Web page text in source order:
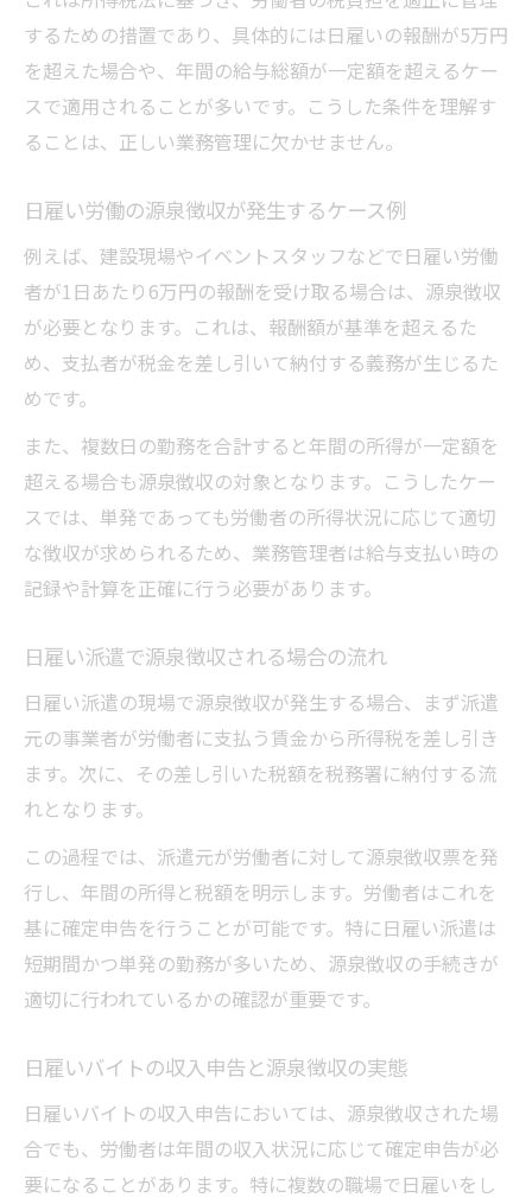
するための措置であり、具体的には日雇いの報酬が5万円
を超えた場合や、年間の給与総額が一定額を超えるケー
スで適用されることが多いです。こうした条件を理解す
ることは、正しい業務管理に欠かせません。
日雇い労働の源泉徴収が発生するケース例
例えば、建設現場やイベントスタッフなどで日雇い労働
者が1日あたり6万円の報酬を受け取る場合は、源泉徴収
が必要となります。これは、報酬額が基準を超えるた
め、支払者が税金を差し引いて納付する義務が生じるた
めです。
また、複数日の勤務を合計すると年間の所得が一定額を
超える場合も源泉徴収の対象となります。こうしたケー
スでは、単発であっても労働者の所得状況に応じて適切
な徴収が求められるため、業務管理者は給与支払い時の
記録や計算を正確に行う必要があります。
日雇い派遣で源泉徴収される場合の流れ
日雇い派遣の現場で源泉徴収が発生する場合、まず派遣
元の事業者が労働者に支払う賃金から所得税を差し引き
ます。次に、その差し引いた税額を税務署に納付する流
れとなります。
この過程では、派遣元が労働者に対して源泉徴収票を発
行し、年間の所得と税額を明示します。労働者はこれを
基に確定申告を行うことが可能です。特に日雇い派遣は
短期間かつ単発の勤務が多いため、源泉徴収の手続きが
適切に行われているかの確認が重要です。
日雇いバイトの収入申告と源泉徴収の実態
日雇いバイトの収入申告においては、源泉徴収された場
合でも、労働者は年間の収入状況に応じて確定申告が必
要になることがあります。特に複数の職場で日雇いをし